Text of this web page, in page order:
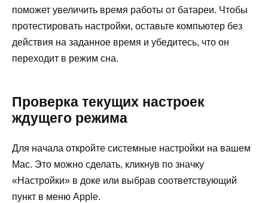
поможет увеличить время работы от батареи. Чтобы
протестировать настройки, оставьте компьютер без
действия на заданное время и убедитесь, что он
переходит в режим сна.
Проверка текущих настроек
ждущего режима
Для начала откройте системные настройки на вашем
Mac. Это можно сделать, кликнув по значку
«Настройки» в доке или выбрав соответствующий
пункт в меню Apple.